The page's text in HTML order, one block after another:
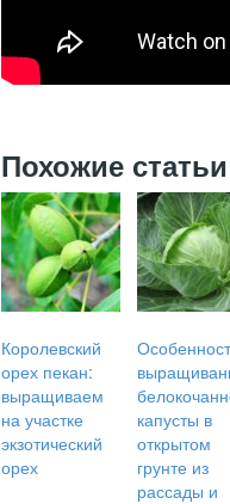
Похожие статьи
Королевский
орех пекан:
выращиваем
на участке
экзотический
орех
капусты в
открытом
грунте из
рассады и